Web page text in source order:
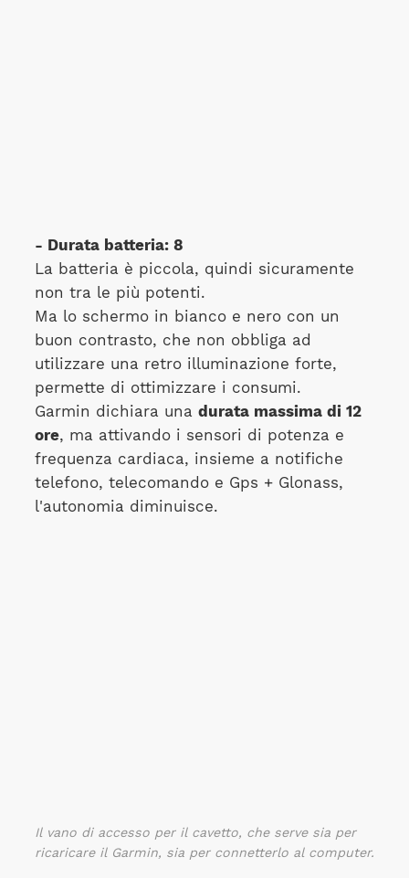
- Durata batteria: 8
La batteria è piccola, quindi sicuramente
non tra le più potenti.
Ma lo schermo in bianco e nero con un
buon contrasto, che non obbliga ad
utilizzare una retro illuminazione forte,
permette di ottimizzare i consumi.
Garmin dichiara una durata massima di 12
ore, ma attivando i sensori di potenza e
frequenza cardiaca, insieme a notifiche
telefono, telecomando e Gps + Glonass,
l'autonomia diminuisce.
Il vano di accesso per il cavetto, che serve sia per
ricaricare il Garmin, sia per connetterlo al computer.